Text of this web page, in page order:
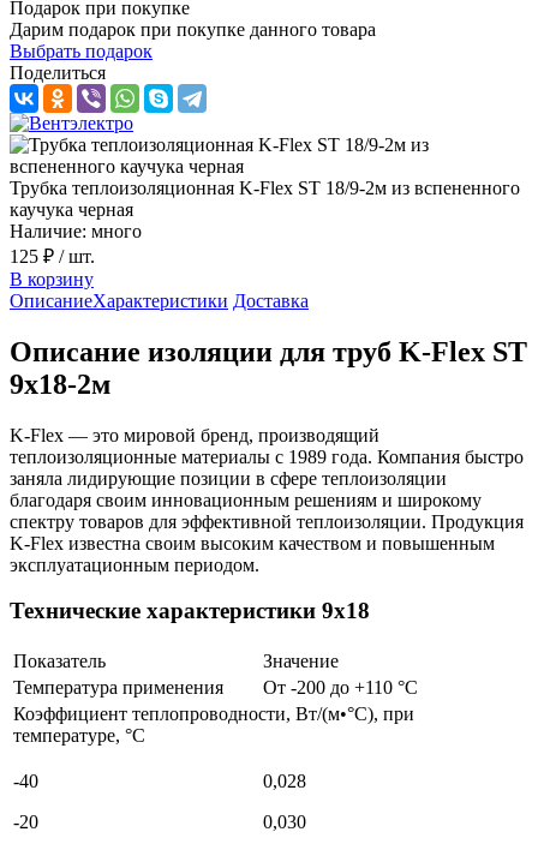
Подарок при покупке
Дарим подарок при покупке данного товара
Выбрать подарок
Поделиться
Трубка теплоизоляционная K-Flex ST 18/9-2м из вспененного
каучука черная
Наличие: много
125 ₽ / шт.
В корзину
ОписаниеХарактеристики Доставка
Описание изоляции для труб K-Flex ST
9х18-2м
K-Flex — это мировой бренд, производящий
теплоизоляционные материалы с 1989 года. Компания быстро
заняла лидирующие позиции в сфере теплоизоляции
благодаря своим инновационным решениям и широкому
спектру товаров для эффективной теплоизоляции. Продукция
K-Flex известна своим высоким качеством и повышенным
эксплуатационным периодом.
Технические характеристики 9х18
Показатель
Значение
Температура применения
От -200 до +110 °С
Коэффициент теплопроводности, Вт/(м•°С), при
температуре, °С
-40
-20
0,028
0,030